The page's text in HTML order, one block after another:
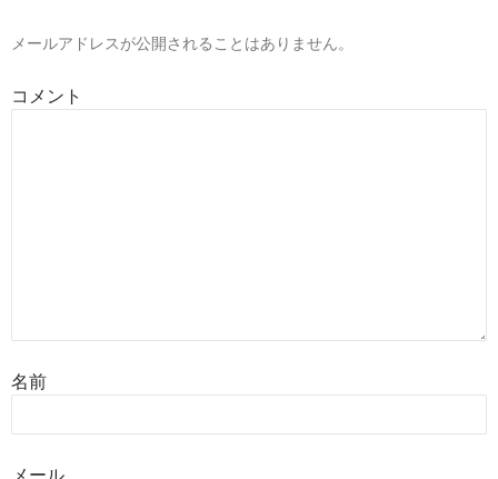
ョ
ン
メールアドレスが公開されることはありません。
コメント
名前